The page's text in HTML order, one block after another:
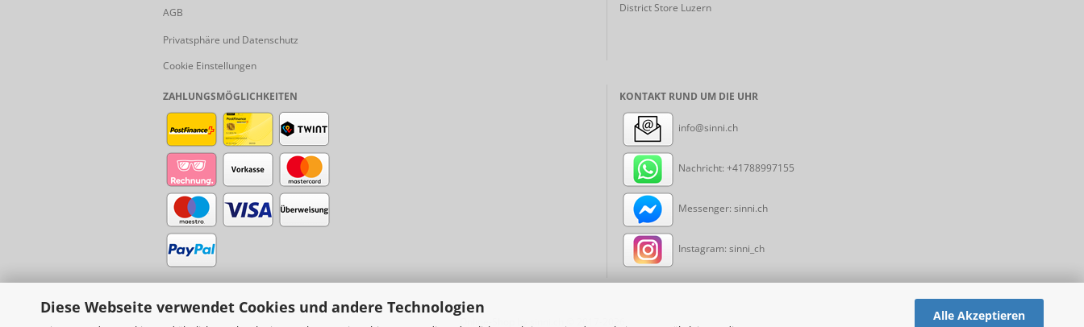
Diese Webseite verwendet Cookies und andere Technologien Alle Akzeptieren
AGB
Privatsphäre und Datenschutz
Cookie Einstellungen
District Store Luzern
ZAHLUNGSMÖGLICHKEITEN KONTAKT RUND UM DIE UHR
info@sinni.ch
Nachricht: +41788997155
Messenger: sinni.ch
Instagram: sinni_ch